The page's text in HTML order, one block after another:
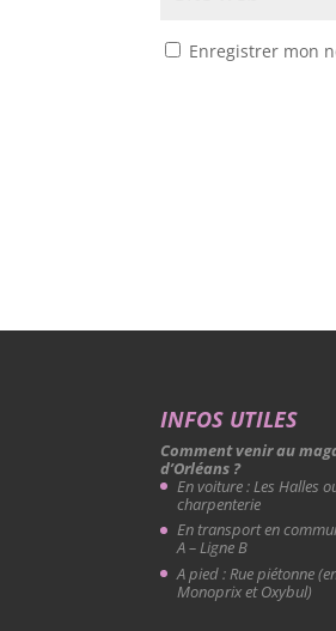
Enregistrer mon
INFOS UTILES
Comment venir au
d’Orléans ?
En voiture : Les Halles
charpenterie
En transport en
A – Ligne B
A pied : Rue piétonne
Monoprix et Oxybul)